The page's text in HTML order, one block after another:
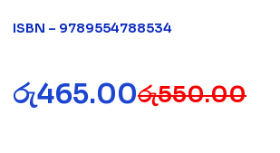
ISBN – 9789554788534
රු550.00
රු465.00